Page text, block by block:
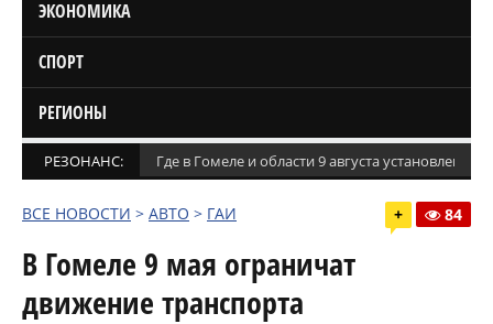
ЭКОНОМИКА
СПОРТ
РЕГИОНЫ
РЕЗОНАНС: Где в Гомеле и области 9 августа установлены
ВСЕ НОВОСТИ > АВТО > ГАИ + 84
В Гомеле 9 мая ограничат
движение транспорта